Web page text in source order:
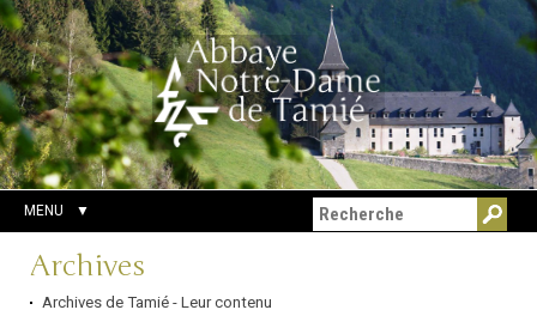
Aller
au
contenu.
|
Aller
à
la
navigation
Outils
personnels
Chercher par
Recherche
avancée…
MENU
Navigation
Archives
Archives de Tamié - Leur contenu